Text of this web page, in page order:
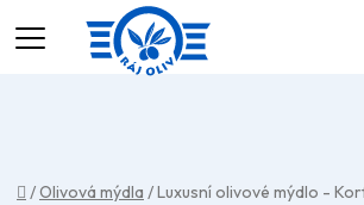
Domů
/Olivová mýdla /Luxusní olivové mýdlo -